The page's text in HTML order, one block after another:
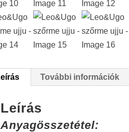
További információk
Leírás
Anyagösszetétel: